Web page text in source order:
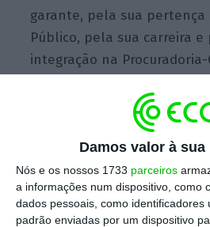
Damos valor à
Nós e os nossos 1733 parceiros
a informações num dispositivo, como
dados pessoais, como identificadores
padrão enviadas por um dispositivo
garante, pela sua pertença
Público, pela sua carreira
integração na
– a continuidade da linha
Estado de Direito
corrupção e da defesa da
todos, sem
para com ninguém, tão
inteligentemente